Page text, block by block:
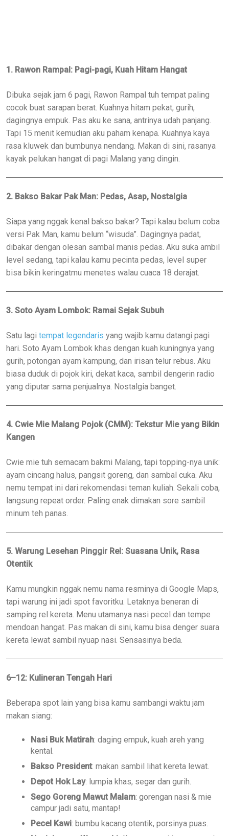
1. Rawon Rampal: Pagi-pagi, Kuah Hitam Hangat
Dibuka sejak jam 6 pagi, Rawon Rampal tuh tempat paling
cocok buat sarapan berat. Kuahnya hitam pekat, gurih,
dagingnya empuk. Pas aku ke sana, antrinya udah panjang.
Tapi 15 menit kemudian aku paham kenapa. Kuahnya kaya
rasa kluwek dan bumbunya nendang. Makan di sini, rasanya
kayak pelukan hangat di pagi Malang yang dingin.
2. Bakso Bakar Pak Man: Pedas, Asap, Nostalgia
Siapa yang nggak kenal bakso bakar? Tapi kalau belum coba
versi Pak Man, kamu belum “wisuda”. Dagingnya padat,
dibakar dengan olesan sambal manis pedas. Aku suka ambil
level sedang, tapi kalau kamu pecinta pedas, level super
bisa bikin keringatmu menetes walau cuaca 18 derajat.
3. Soto Ayam Lombok: Ramai Sejak Subuh
Satu lagi tempat legendaris yang wajib kamu datangi pagi
hari. Soto Ayam Lombok khas dengan kuah kuningnya yang
gurih, potongan ayam kampung, dan irisan telur rebus. Aku
biasa duduk di pojok kiri, dekat kaca, sambil dengerin radio
yang diputar sama penjualnya. Nostalgia banget.
4. Cwie Mie Malang Pojok (CMM): Tekstur Mie yang Bikin
Kangen
Cwie mie tuh semacam bakmi Malang, tapi topping-nya unik:
ayam cincang halus, pangsit goreng, dan sambal cuka. Aku
nemu tempat ini dari rekomendasi teman kuliah. Sekali coba,
langsung repeat order. Paling enak dimakan sore sambil
minum teh panas.
5. Warung Lesehan Pinggir Rel: Suasana Unik, Rasa
Otentik
Kamu mungkin nggak nemu nama resminya di Google Maps,
tapi warung ini jadi spot favoritku. Letaknya beneran di
samping rel kereta. Menu utamanya nasi pecel dan tempe
mendoan hangat. Pas makan di sini, kamu bisa denger suara
kereta lewat sambil nyuap nasi. Sensasinya beda.
6–12: Kulineran Tengah Hari
Beberapa spot lain yang bisa kamu sambangi waktu jam
makan siang:
Nasi Buk Matirah: daging empuk, kuah areh yang
kental.
Bakso President: makan sambil lihat kereta lewat.
Depot Hok Lay: lumpia khas, segar dan gurih.
Sego Goreng Mawut Malam: gorengan nasi & mie
campur jadi satu, mantap!
Pecel Kawi: bumbu kacang otentik, porsinya puas.